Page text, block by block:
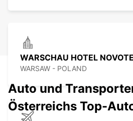
WARSCHAU HOTEL
WARSAW - POLAND
Auto und
Österreichs Top-